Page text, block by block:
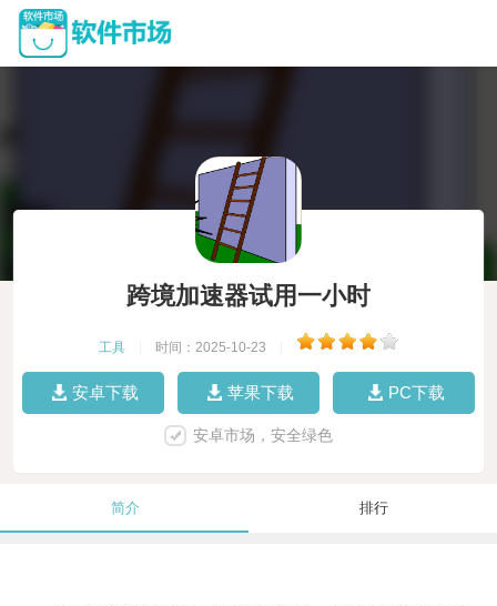
跨境加速器试用一小时
工具 时间：2025-10-23
安卓下载 苹果下载 PC下载
安卓市场，安全绿色
简介 排行